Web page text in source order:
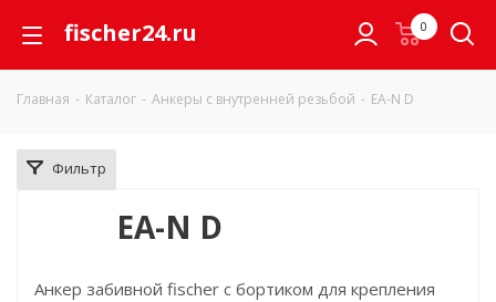
fischer24.ru 0
Главная - Каталог - Анкеры с внутренней резьбой - EA-N D
Фильтр
EA-N D
Анкер забивной fischer с бортиком для крепления